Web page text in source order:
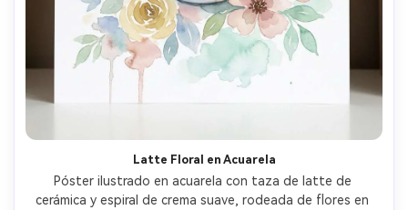
Latte Floral en Acuarela
Póster ilustrado en acuarela con taza de latte de
cerámica y espiral de crema suave, rodeada de flores en